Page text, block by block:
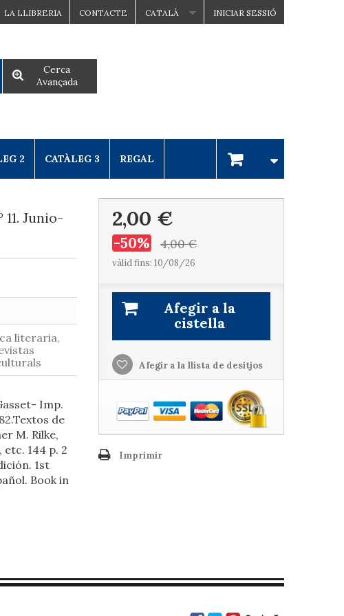
INICIAR SESSIÓ
CATALÀ
CONTACTE
LA LLIBRERIA
Cerca
Avançada
2 CATÀLEG 3 REGAL
11. Junio-
literaria,
Imp.
de
M. Rilke,
144 p. 2
1st
Book in
2,00 €
-50% 4,00 €
vàlid fins: 10/08/26
Afegir a la
cistella
Afegir a la llista de desitjos
Imprimir